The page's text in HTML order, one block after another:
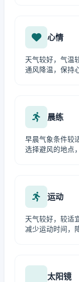
心情
天气较好，气温
通风降温，保持
晨练
早晨气象条件较
选择避风的地点
运动
天气较好，较适
减少运动时间，
太阳镜